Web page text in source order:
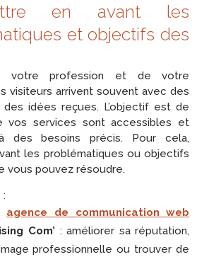
en avant les
et objectifs des
votre profession et de votre
visiteurs arrivent souvent avec des
idées reçues. L’objectif est de
vos services sont accessibles et
des besoins précis. Pour cela,
les problématiques ou objectifs
vous pouvez résoudre.
agence de communication web
Com’ : améliorer sa réputation,
professionnelle ou trouver de